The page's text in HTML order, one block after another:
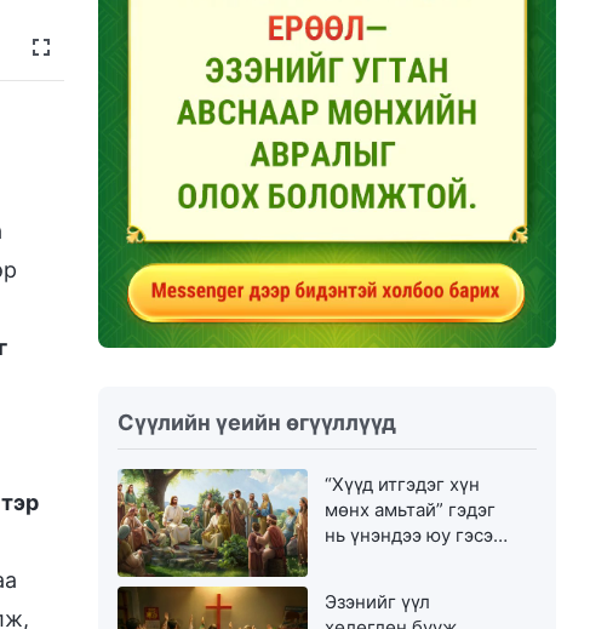
Сүүлийн үеийн өгүүллүүд
“Хүүд итгэдэг хүн
мөнх амьтай” гэдэг
нь үнэндээ юу гэсэн
Эзэнийг үүл